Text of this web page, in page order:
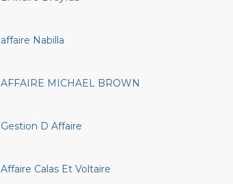
affaire Nabilla
AFFAIRE MICHAEL BROWN
Gestion D Affaire
Affaire Calas Et Voltaire